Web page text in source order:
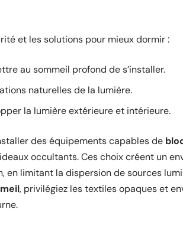
et les solutions pour mieux dormir :
au sommeil profond de s’installer.
naturelles de la lumière.
la lumière extérieure et intérieure.
des équipements capables de
occultants. Ces choix créent un
limitant la dispersion de sources
, privilégiez les textiles opaques et